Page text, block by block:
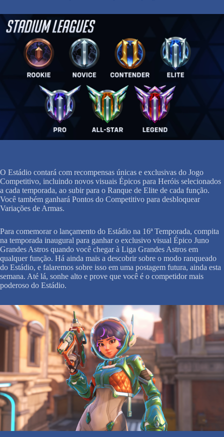
O Estádio contará com recompensas únicas e exclusivas do Jogo
Competitivo, incluindo novos visuais Épicos para Heróis selecionados
a cada temporada, ao subir para o Ranque de Elite de cada função.
Você também ganhará Pontos do Competitivo para desbloquear
Variações de Armas.
Para comemorar o lançamento do Estádio na 16ª Temporada, compita
na temporada inaugural para ganhar o exclusivo visual Épico Juno
Grandes Astros quando você chegar à Liga Grandes Astros em
qualquer função. Há ainda mais a descobrir sobre o modo ranqueado
do Estádio, e falaremos sobre isso em uma postagem futura, ainda esta
semana. Até lá, sonhe alto e prove que você é o competidor mais
poderoso do Estádio.